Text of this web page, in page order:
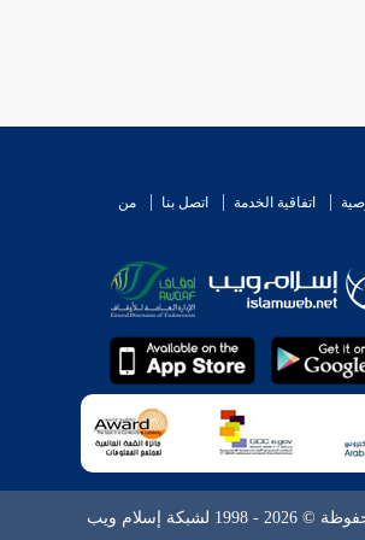
اتفاقية الخدمة اتصل بنا
من
لشبكة إسلام ويب